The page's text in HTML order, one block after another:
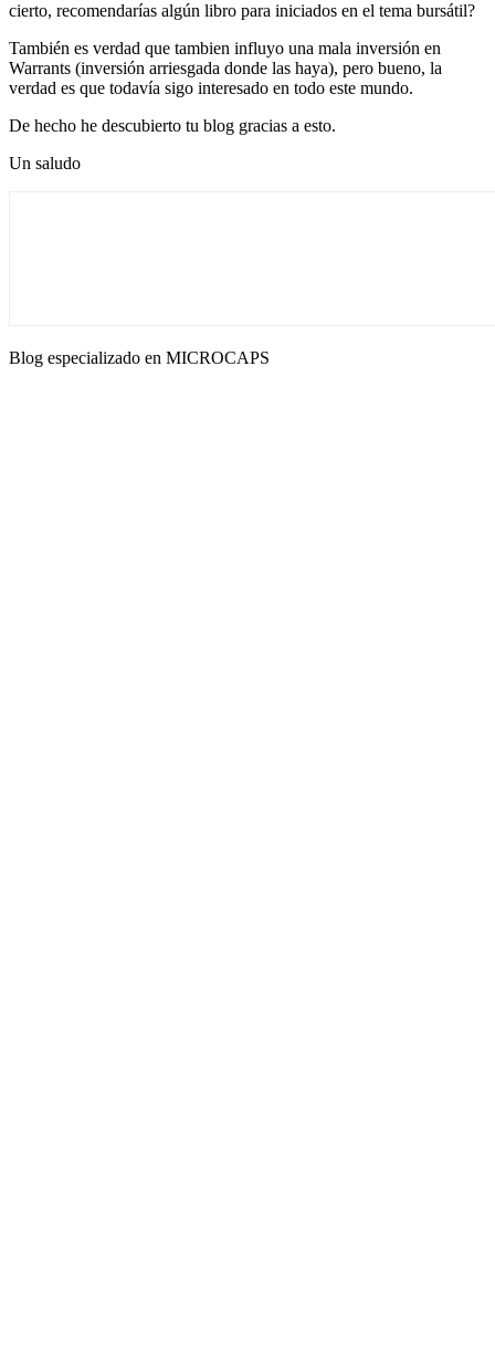
cierto, recomendarías algún libro para iniciados en el tema bursátil?
También es verdad que tambien influyo una mala inversión en
Warrants (inversión arriesgada donde las haya), pero bueno, la
verdad es que todavía sigo interesado en todo este mundo.
De hecho he descubierto tu blog gracias a esto.
Un saludo
Blog especializado en MICROCAPS